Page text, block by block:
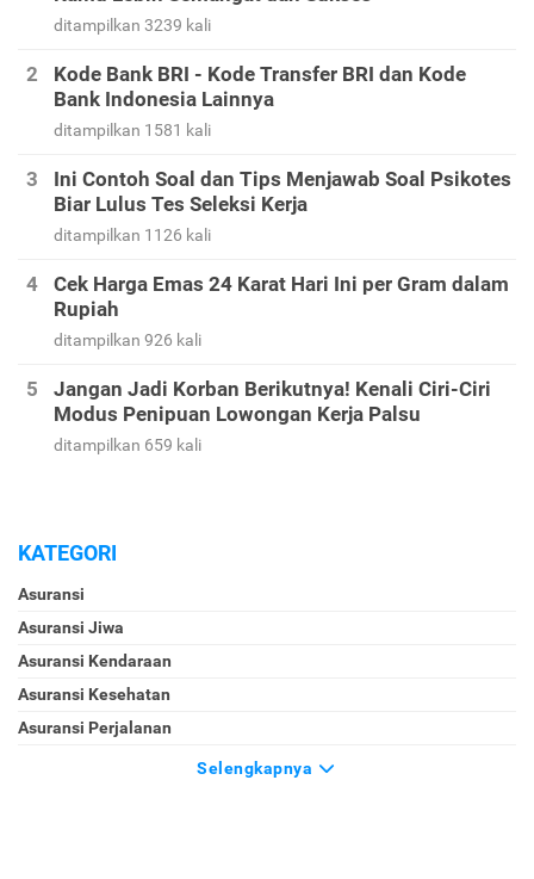
ditampilkan 3239 kali
Kode Bank BRI - Kode Transfer BRI dan Kode
Bank Indonesia Lainnya
ditampilkan 1581 kali
Ini Contoh Soal dan Tips Menjawab Soal Psikotes
Biar Lulus Tes Seleksi Kerja
ditampilkan 1126 kali
Cek Harga Emas 24 Karat Hari Ini per Gram dalam
Rupiah
ditampilkan 926 kali
Jangan Jadi Korban Berikutnya! Kenali Ciri-Ciri
Modus Penipuan Lowongan Kerja Palsu
ditampilkan 659 kali
KATEGORI
Asuransi
Asuransi Jiwa
Asuransi Kendaraan
Asuransi Kesehatan
Asuransi Perjalanan
Selengkapnya